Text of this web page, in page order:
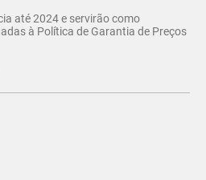
até 2024 e servirão como
à Política de Garantia de Preços